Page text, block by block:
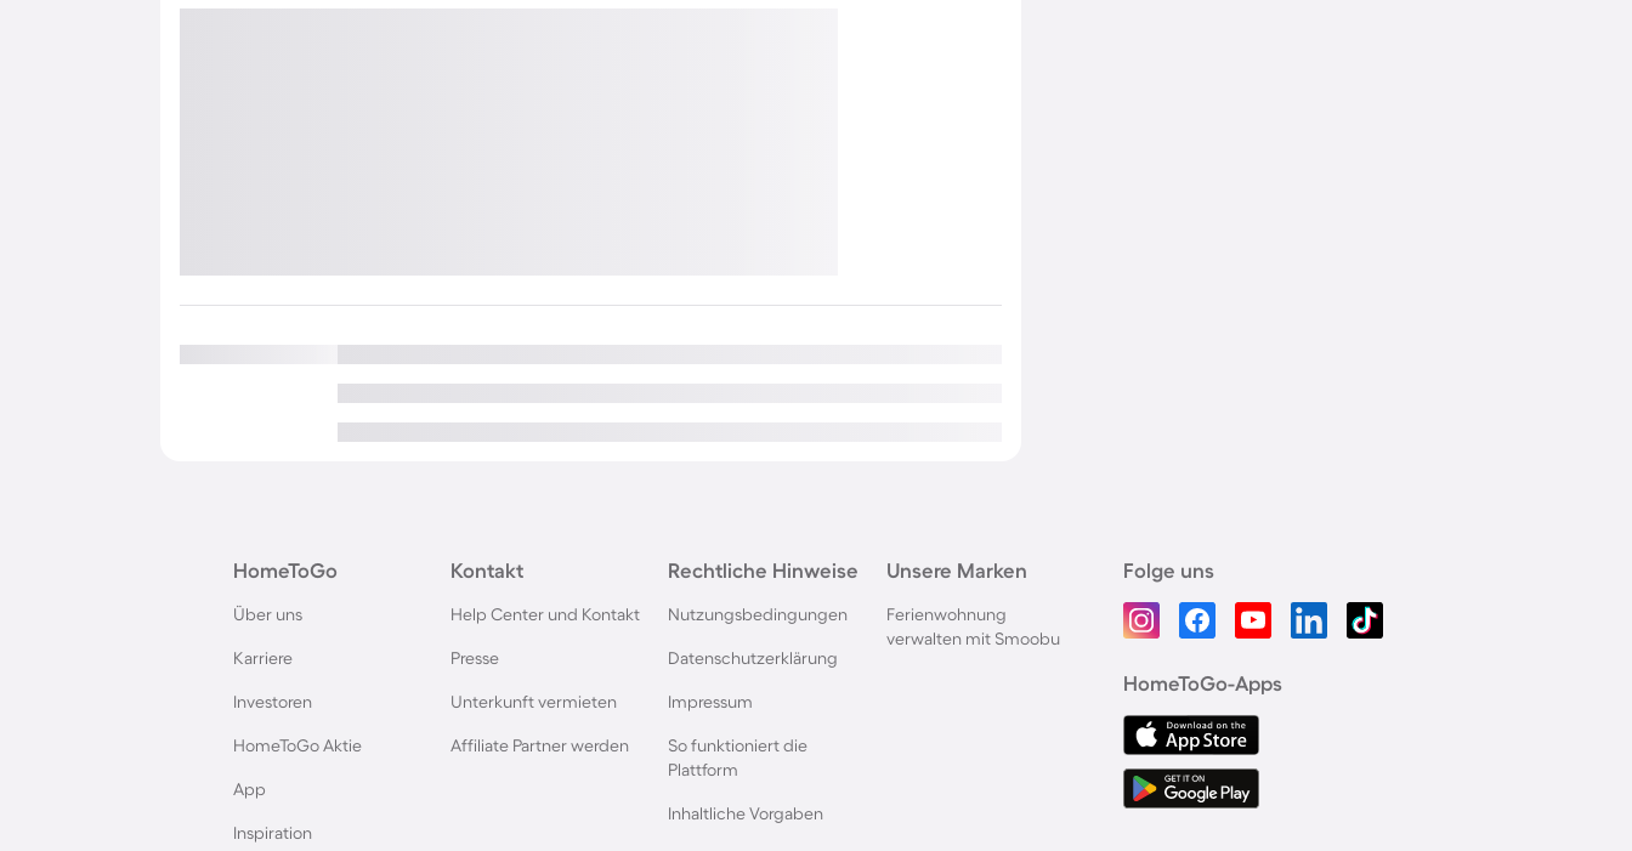
HomeToGo
Über uns
Karriere
Investoren
HomeToGo Aktie
App
Inspiration
Kontakt
Help Center und Kontakt
Presse
Unterkunft vermieten
Affiliate Partner werden
Rechtliche Hinweise
Nutzungsbedingungen
Datenschutzerklärung
Impressum
So funktioniert die
Plattform
Inhaltliche Vorgaben
Unsere Marken
Ferienwohnung
verwalten mit Smoobu
Folge uns
HomeToGo-Apps